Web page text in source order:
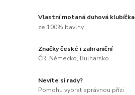
Vlastní motaná duhová klubíčka
ze 100% bavlny
Značky české i zahraniční
ČR, Německo, Bulharsko...
Nevíte si rady?
Pomohu vybrat správnou přízi